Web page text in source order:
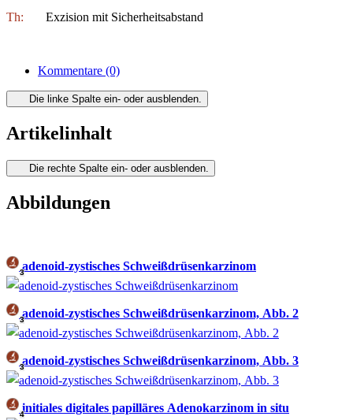
Th: Exzision mit Sicherheitsabstand
Kommentare (0)
Die linke Spalte ein- oder ausblenden.
Artikelinhalt
Die rechte Spalte ein- oder ausblenden.
Abbildungen
3adenoid-zystisches Schweißdrüsenkarzinom
3adenoid-zystisches Schweißdrüsenkarzinom, Abb. 2
3adenoid-zystisches Schweißdrüsenkarzinom, Abb. 3
4initiales digitales papilläres Adenokarzinom in situ